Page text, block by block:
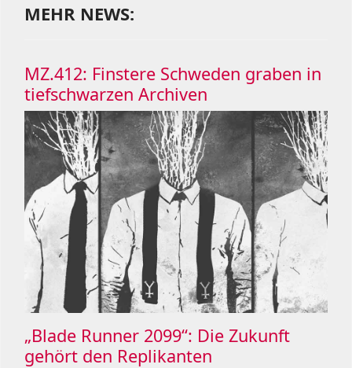
MEHR NEWS:
MZ.412: Finstere Schweden graben in
tiefschwarzen Archiven
„Blade Runner 2099“: Die Zukunft
gehört den Replikanten